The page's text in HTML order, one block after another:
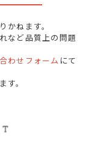
かねます。
など品質上の問題
わせフォーム にて
。